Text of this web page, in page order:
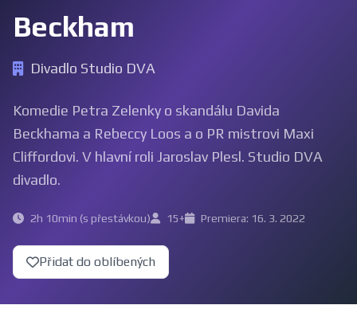
Beckham
Divadlo Studio DVA
Komedie Petra Zelenky o skandálu Davida
Beckhama a Rebeccy Loos a o PR mistrovi Maxi
Cliffordovi. V hlavní roli Jaroslav Plesl. Studio DVA
divadlo.
2h 10min (s přestávkou) 15+ Premiera: 16. 3. 2022
Přidat do oblíbených